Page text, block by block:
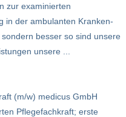
zur examinierten
in der ambulanten Kranken-
besser so sind unsere
unsere ...
(m/w) medicus GmbH
Pflegefachkraft; erste